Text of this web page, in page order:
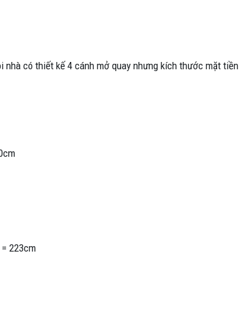
có thiết kế 4 cánh mở quay nhưng kích thước mặt tiền
223cm